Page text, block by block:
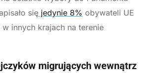
sięjedynie 8% obywateli UE
innych krajach na terenie
migrujących wewnątrz